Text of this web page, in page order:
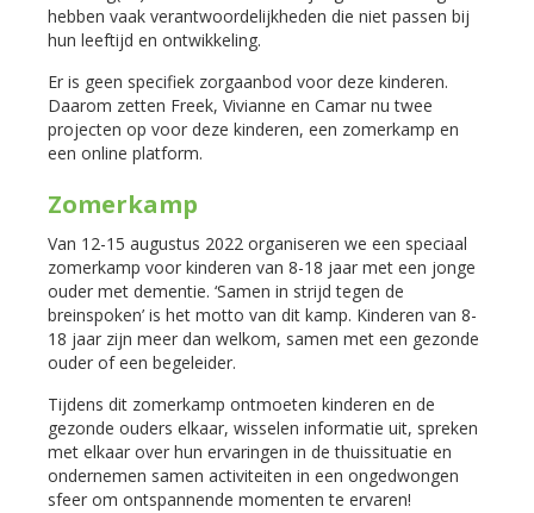
hebben vaak verantwoordelijkheden die niet passen bij
hun leeftijd en ontwikkeling.
Er is geen specifiek zorgaanbod voor deze kinderen.
Daarom zetten Freek, Vivianne en Camar nu twee
projecten op voor deze kinderen, een zomerkamp en
een online platform.
Zomerkamp
Van 12-15 augustus 2022 organiseren we een speciaal
zomerkamp voor kinderen van 8-18 jaar met een jonge
ouder met dementie. ‘Samen in strijd tegen de
breinspoken’ is het motto van dit kamp. Kinderen van 8-
18 jaar zijn meer dan welkom, samen met een gezonde
ouder of een begeleider.
Tijdens dit zomerkamp ontmoeten kinderen en de
gezonde ouders elkaar, wisselen informatie uit, spreken
met elkaar over hun ervaringen in de thuissituatie en
ondernemen samen activiteiten in een ongedwongen
sfeer om ontspannende momenten te ervaren!